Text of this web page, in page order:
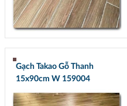
Gạch Takao Gỗ Thanh
15x90cm W 159004